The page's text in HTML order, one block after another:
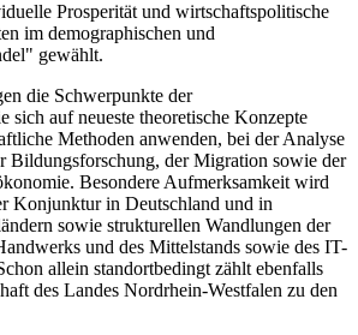
Prosperität und wirtschaftspolitische
im demographischen und
gewählt.
die Schwerpunkte der
sich auf neueste theoretische Konzepte
Methoden anwenden, bei der Analyse
Bildungsforschung, der Migration sowie der
Besondere Aufmerksamkeit wird
Konjunktur in Deutschland und in
sowie strukturellen Wandlungen der
und des Mittelstands sowie des IT-
allein standortbedingt zählt ebenfalls
des Landes Nordrhein-Westfalen zu den